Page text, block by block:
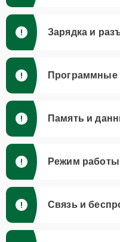
Зарядка и
Программные
Память и
Режим работы
Связь и